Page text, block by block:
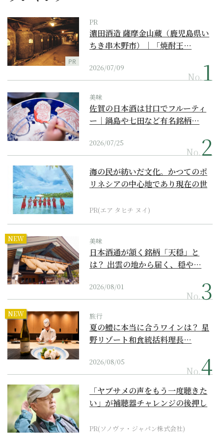
PR
PR
濵田酒造 薩摩金山蔵（鹿児島県い
ちき串木野市）｜「焼酎王…
2026/07/09
No.
美味
佐賀の日本酒は甘口でフルーティ
ー｜鍋島や七田など有名銘柄…
2026/07/25
No.
海の民が紡いだ文化。かつてのポ
リネシアの中心地であり現在の世
PR(エア タヒチ ヌイ)
NEW 美味
日本酒通が頷く銘柄「天穏」と
は？ 出雲の地から届く、穏や…
2026/08/01
No.
NEW 旅行
夏の鱧に本当に合うワインは？ 星
野リゾート和食統括料理長…
2026/08/05
No.
「ヤブサメの声をもう一度聴きた
い」が補聴器チャレンジの後押し
PR(ソノヴァ・ジャパン株式会社)